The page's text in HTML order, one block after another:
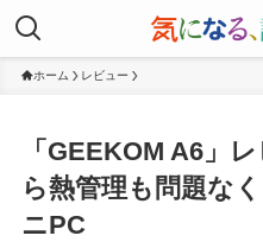
ホーム レビュー
「GEEKOM A6」
ら熱管理も問題な
ニPC